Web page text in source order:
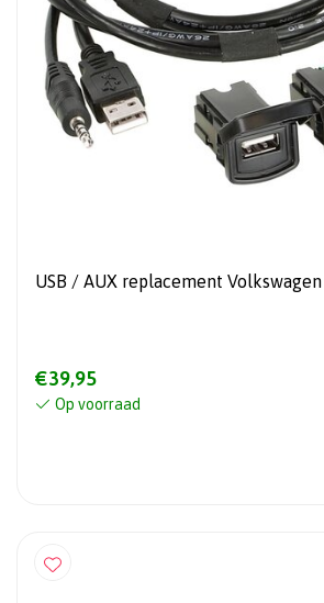
USB / AUX replacement
€39,95
Op voorraad